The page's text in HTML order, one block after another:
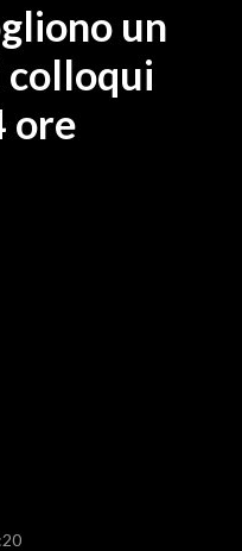
un
colloqui
ore